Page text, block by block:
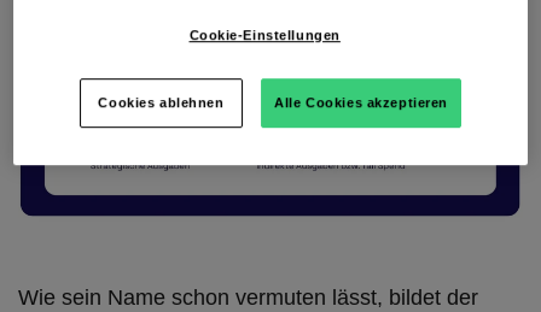
Wie sein Name schon vermuten lässt, bildet der
Cookie-Einstellungen
Cookies ablehnen Alle Cookies akzeptieren